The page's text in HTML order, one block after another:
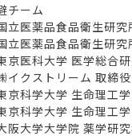
チーム
薬品食品衛生研究
薬品食品衛生研究
科大学 医学総合研
ストリーム 取締役
学大学 生命理工学
学大学 生命理工学
大学院 薬学研究